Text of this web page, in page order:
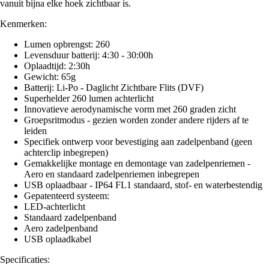
vanuit bijna elke hoek zichtbaar is.
Kenmerken:
Lumen opbrengst: 260
Levensduur batterij: 4:30 - 30:00h
Oplaadtijd: 2:30h
Gewicht: 65g
Batterij: Li-Po - Daglicht Zichtbare Flits (DVF)
Superhelder 260 lumen achterlicht
Innovatieve aerodynamische vorm met 260 graden zicht
Groepsritmodus - gezien worden zonder andere rijders af te
leiden
Specifiek ontwerp voor bevestiging aan zadelpenband (geen
achterclip inbegrepen)
Gemakkelijke montage en demontage van zadelpenriemen -
Aero en standaard zadelpenriemen inbegrepen
USB oplaadbaar - IP64 FL1 standaard, stof- en waterbestendig
Gepatenteerd systeem:
LED-achterlicht
Standaard zadelpenband
Aero zadelpenband
USB oplaadkabel
Specificaties: